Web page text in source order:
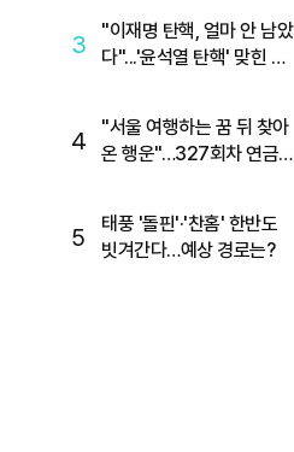
3
"이재명 탄핵, 얼마 안 남았
다"...'윤석열 탄핵' 맞힌 무
4
"서울 여행하는 꿈 뒤 찾아
온 행운"…327회차 연금
5
태풍 '돌핀'·'찬홈' 한반도
빗겨간다…예상 경로는?